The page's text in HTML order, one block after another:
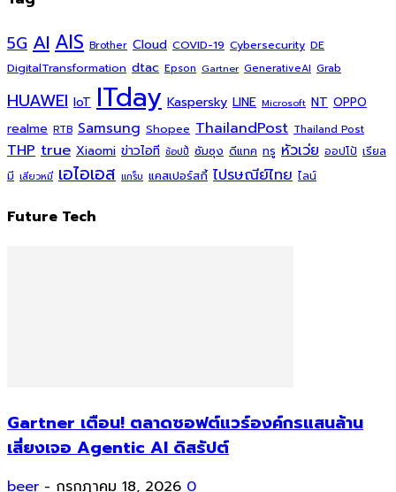
5G AI AIS Brother Cloud COVID-19 Cybersecurity DE
DigitalTransformation dtac Epson Gartner GenerativeAI Grab
HUAWEI IoT ITday Kaspersky LINE Microsoft NT OPPO
realme RTB Samsung Shopee ThailandPost Thailand Post
THP true Xiaomi ข่าวไอที ช้อปปี้ ซัมซุง ดีแทค ทรู หัวเว่ย ออปโป้ เรียล
มี เสียวหมี่ เอไอเอส แกร็บ แคสเปอร์สกี้ ไปรษณีย์ไทย ไลน์
Future Tech
Gartner เตือน! ตลาดซอฟต์แวร์องค์กรแสนล้าน
เสี่ยงเจอ Agentic AI ดิสรัปต์
beer - กรกฎาคม 18, 2026 0